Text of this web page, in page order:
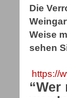
Die
Weise
sehen
https://